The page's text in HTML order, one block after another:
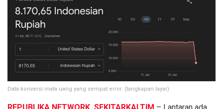
Data konversi mata uang yang sempat error. (tangkapan layar)
REPUBLIKA NETWORK, SEKITARKALTIM – Lantaran ada